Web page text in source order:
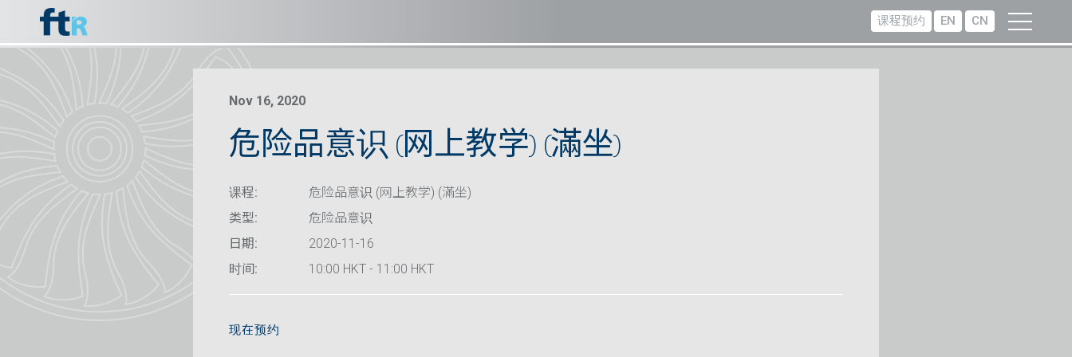
课程预约 EN CN
Nov 16, 2020
危险品意识 (网上教学) (滿坐)
课程:
危险品意识 (网上教学) (滿坐)
类型:
危险品意识
日期:
2020-11-16
时间:
10:00 HKT - 11:00 HKT
现在预约